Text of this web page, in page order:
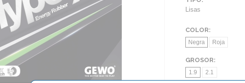
Lisas
COLOR:
Negra Roja
GROSOR:
1.9 2.1